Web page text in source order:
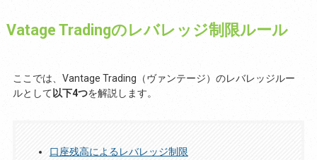
Vatage Tradingのレバレッジ制限ルール
ここでは、Vantage Trading（ヴァンテージ）のレバレッジルー
ルとして 以下4つを解説します。
口座残高によるレバレッジ制限